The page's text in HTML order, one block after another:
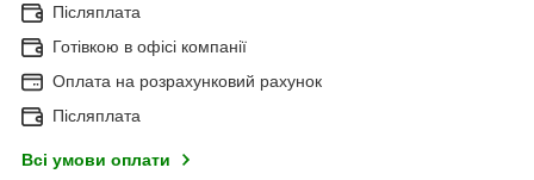
Післяплата
Готівкою в офісі компанії
Оплата на розрахунковий рахунок
Післяплата
Всі умови оплати